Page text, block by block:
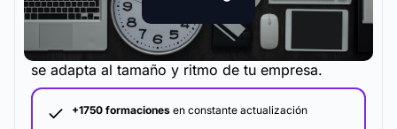
La metodología y plataforma de formación que
se adapta al tamaño y ritmo de tu empresa.
+1750 formaciones en constante actualización